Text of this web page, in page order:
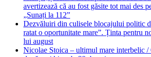
avertizează că au fost găsite tot mai des
„Sunați la 112”
Dezvăluiri din culisele blocajului politic
ratat o oportunitate mare”. Ținta pentru
lui august
Nicolae Stoica – ultimul mare interbelic /